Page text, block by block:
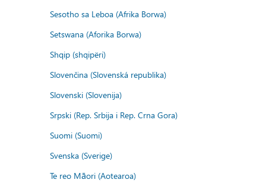
Sesotho sa Leboa (Afrika Borwa)
Setswana (Aforika Borwa)
Shqip (shqipëri)
Slovenčina (Slovenská republika)
Slovenski (Slovenija)
Srpski (Rep. Srbija i Rep. Crna Gora)
Suomi (Suomi)
Svenska (Sverige)
Te reo Māori (Aotearoa)